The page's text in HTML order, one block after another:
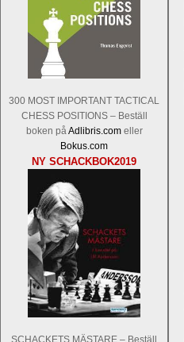
300 MOST IMPORTANT TACTICAL
CHESS POSITIONS – Beställ
boken på Adlibris.comeller
Bokus.com
NY SCHACKBOK2019